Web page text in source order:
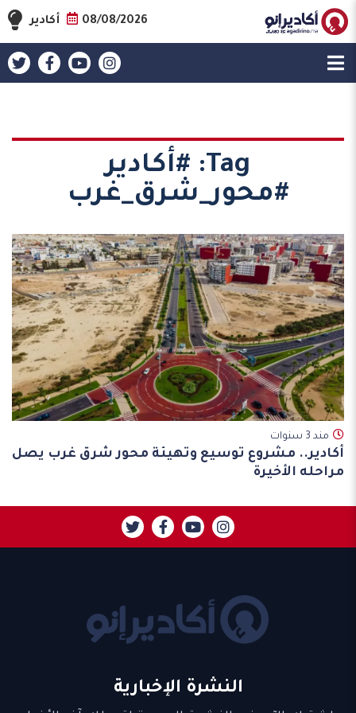
08/08/2026 أكادير
Tag:
#أكادير
#محور_شرق_غرب
مند 3 سنوات
أكادير.. مشروع توسيع وتهيئة محور شرق غرب يصل
مراحله الأخيرة
النشرة الإخبارية